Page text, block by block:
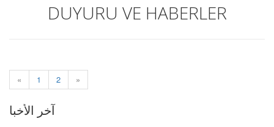
DUYURU VE HABERLER
« 1 2 »
آخر الأخبا